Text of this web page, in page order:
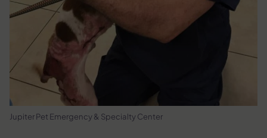
Jupiter Pet Emergency & Specialty Center